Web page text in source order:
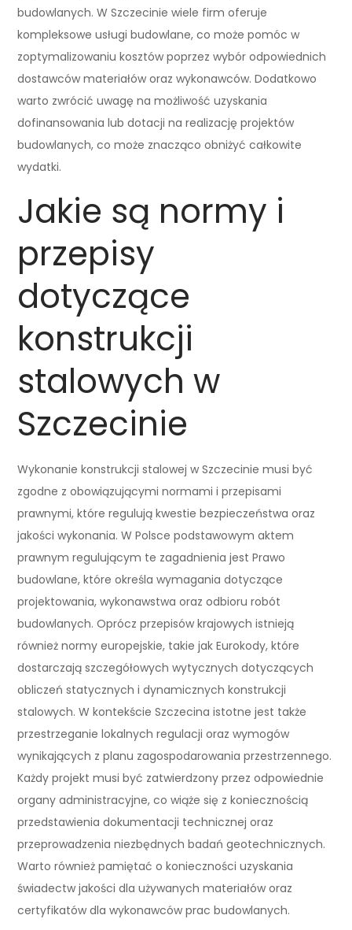
budowlanych. W Szczecinie wiele firm oferuje
kompleksowe usługi budowlane, co może pomóc w
zoptymalizowaniu kosztów poprzez wybór odpowiednich
dostawców materiałów oraz wykonawców. Dodatkowo
warto zwrócić uwagę na możliwość uzyskania
dofinansowania lub dotacji na realizację projektów
budowlanych, co może znacząco obniżyć całkowite
wydatki.
Jakie są normy i
przepisy
dotyczące
konstrukcji
stalowych w
Szczecinie
Wykonanie konstrukcji stalowej w Szczecinie musi być
zgodne z obowiązującymi normami i przepisami
prawnymi, które regulują kwestie bezpieczeństwa oraz
jakości wykonania. W Polsce podstawowym aktem
prawnym regulującym te zagadnienia jest Prawo
budowlane, które określa wymagania dotyczące
projektowania, wykonawstwa oraz odbioru robót
budowlanych. Oprócz przepisów krajowych istnieją
również normy europejskie, takie jak Eurokody, które
dostarczają szczegółowych wytycznych dotyczących
obliczeń statycznych i dynamicznych konstrukcji
stalowych. W kontekście Szczecina istotne jest także
przestrzeganie lokalnych regulacji oraz wymogów
wynikających z planu zagospodarowania przestrzennego.
Każdy projekt musi być zatwierdzony przez odpowiednie
organy administracyjne, co wiąże się z koniecznością
przedstawienia dokumentacji technicznej oraz
przeprowadzenia niezbędnych badań geotechnicznych.
Warto również pamiętać o konieczności uzyskania
świadectw jakości dla używanych materiałów oraz
certyfikatów dla wykonawców prac budowlanych.